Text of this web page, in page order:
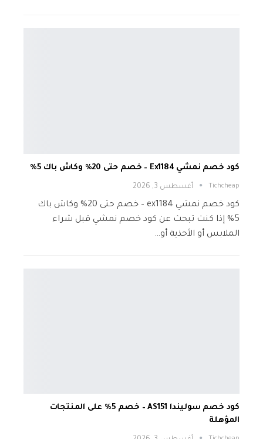
كود خصم نمشي Ex1184 – خصم حتى 20% وكاش باك 5%
Tichcheap أغسطس 3, 2026
كود خصم نمشي ex1184 – خصم حتى 20% وكاش باك
5% إذا كنت تبحث عن كود خصم نمشي قبل شراء
الملابس أو الأحذية أو…
كود خصم سوليندا AS151 – خصم 5% على المنتجات
المؤهلة